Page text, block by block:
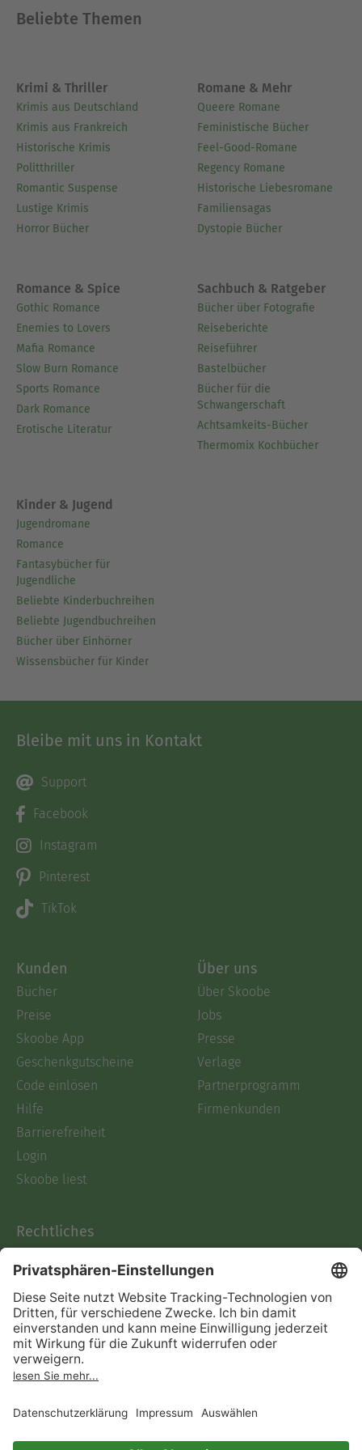
Beliebte Themen
Krimi & Thriller
Krimis aus Deutschland
Krimis aus Frankreich
Historische Krimis
Politthriller
Romantic Suspense
Lustige Krimis
Horror Bücher
Romane & Mehr
Queere Romane
Feministische Bücher
Feel-Good-Romane
Regency Romane
Historische Liebesromane
Familiensagas
Dystopie Bücher
Romance & Spice
Gothic Romance
Enemies to Lovers
Mafia Romance
Slow Burn Romance
Sports Romance
Dark Romance
Erotische Literatur
Sachbuch & Ratgeber
Bücher über Fotografie
Reiseberichte
Reiseführer
Bastelbücher
Bücher für die
Schwangerschaft
Achtsamkeits-Bücher
Thermomix Kochbücher
Kinder & Jugend
Jugendromane
Romance
Fantasybücher für
Jugendliche
Beliebte Kinderbuchreihen
Beliebte Jugendbuchreihen
Bücher über Einhörner
Wissensbücher für Kinder
Bleibe mit uns in Kontakt
Support
Facebook
Instagram
Pinterest
TikTok
Kunden
Bücher
Preise
Skoobe App
Geschenkgutscheine
Code einlösen
Hilfe
Barrierefreiheit
Login
Skoobe liest
Über uns
Über Skoobe
Jobs
Presse
Verlage
Partnerprogramm
Firmenkunden
Rechtliches
AGB
Informationen nach Data
Act
Verträge hier kündigen
Impressum